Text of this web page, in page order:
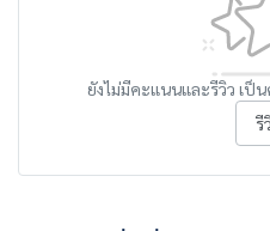
ยังไม่มีคะแนนและรีวิว เป็
รี